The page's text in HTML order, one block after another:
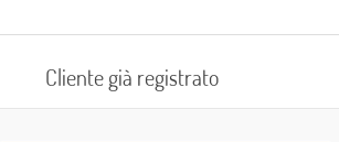
Cliente già registrato